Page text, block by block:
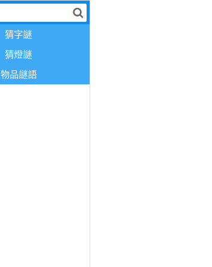
猜字謎
猜燈謎
物品謎語